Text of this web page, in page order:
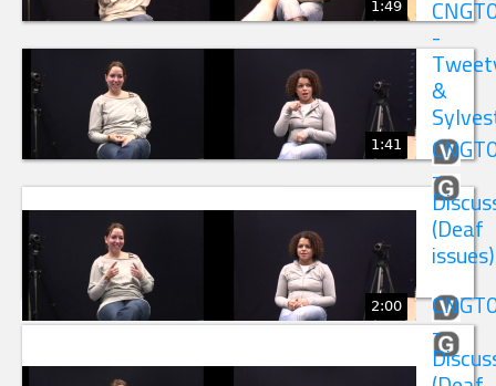
1:49
-
&
1:41
-
(Deaf
issues)
2:00
-